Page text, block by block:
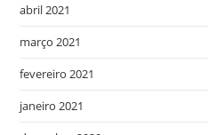
abril 2021
março 2021
fevereiro 2021
janeiro 2021